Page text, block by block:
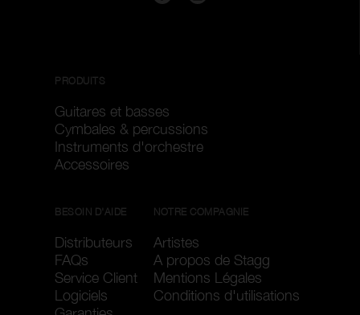
PRODUITS
Guitares et basses
Cymbales & percussions
Instruments d'orchestre
Accessoires
BESOIN D'AIDE
Distributeurs
FAQs
Service Client
Logiciels
NOTRE COMPAGNIE
Artistes
A propos de Stagg
Mentions Légales
Conditions d'utilisations